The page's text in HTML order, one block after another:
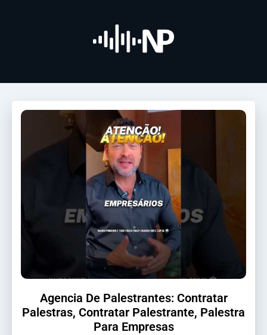
Agencia De Palestrantes: Contratar
Palestras, Contratar Palestrante, Palestra
Para Empresas